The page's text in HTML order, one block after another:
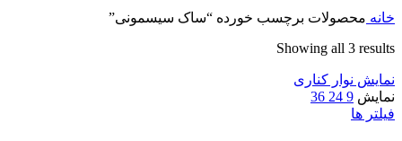
خانه محصولات برچسب خورده “ساک سیسمونی”
Showing all 3 results
نمایش نوار کناری
نمایش 9
24
36
فیلتر ها